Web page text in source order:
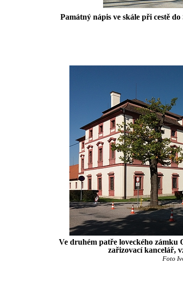
Památný nápis ve skále při cestě
Ve druhém patře loveckého zámku
zařizovací kancelář,
Foto